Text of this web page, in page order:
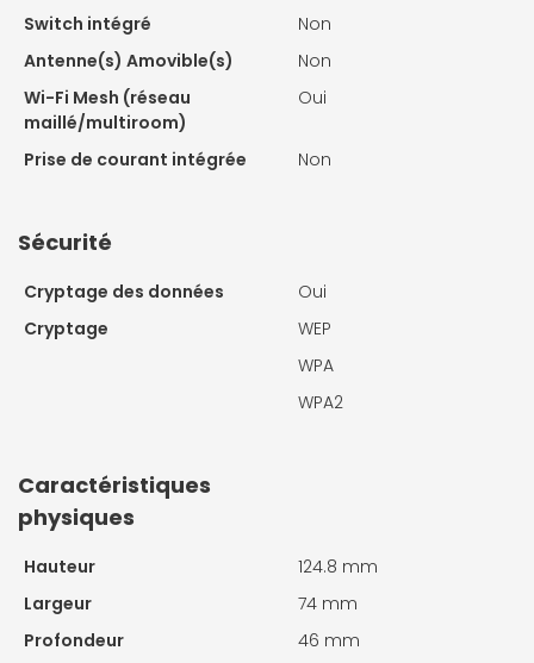
Switch intégré
Non
Antenne(s) Amovible(s)
Non
Wi-Fi Mesh (réseau
maillé/multiroom)
Oui
Prise de courant intégrée Non
Sécurité
Cryptage des données
Oui
Cryptage
WEP
WPA
WPA2
Caractéristiques
physiques
Hauteur
124.8 mm
Largeur
74 mm
Profondeur
46 mm